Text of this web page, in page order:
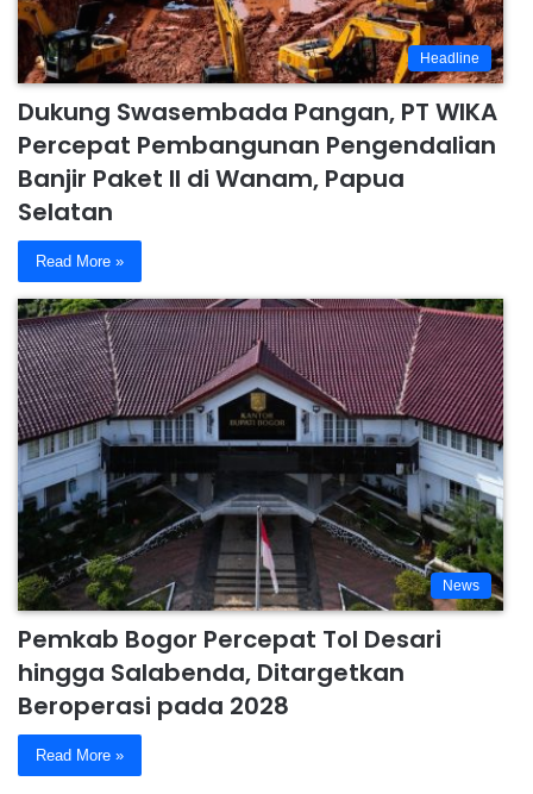
Headline
Dukung Swasembada Pangan, PT WIKA
Percepat Pembangunan Pengendalian
Banjir Paket II di Wanam, Papua
Selatan
Read More »
News
Pemkab Bogor Percepat Tol Desari
hingga Salabenda, Ditargetkan
Beroperasi pada 2028
Read More »